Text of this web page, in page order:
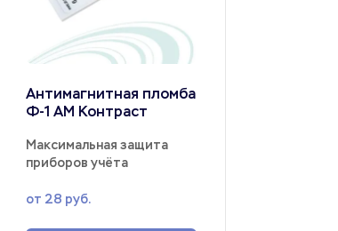
от 28 руб.
Антимагнитная пломба
Ф-1 АМ Контраст
Максимальная защита
приборов учёта